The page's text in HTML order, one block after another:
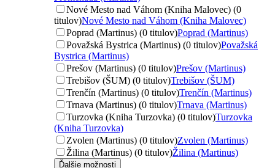
Nové Mesto nad Váhom (Kniha Malovec) (0
titulov)Nové Mesto nad Váhom (Kniha Malovec)
Poprad (Martinus) (0 titulov)Poprad (Martinus)
Považská Bystrica (Martinus) (0 titulov)Považská
Bystrica (Martinus)
Prešov (Martinus) (0 titulov)Prešov (Martinus)
Trebišov (ŠUM) (0 titulov)Trebišov (ŠUM)
Trenčín (Martinus) (0 titulov)Trenčín (Martinus)
Trnava (Martinus) (0 titulov)Trnava (Martinus)
Turzovka (Kniha Turzovka) (0 titulov)Turzovka
(Kniha Turzovka)
Zvolen (Martinus) (0 titulov)Zvolen (Martinus)
Žilina (Martinus) (0 titulov)Žilina (Martinus)
Ďalšie možnosti